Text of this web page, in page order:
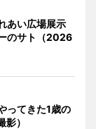
あい広場展示
のサト（2026
ってきた1歳の
）